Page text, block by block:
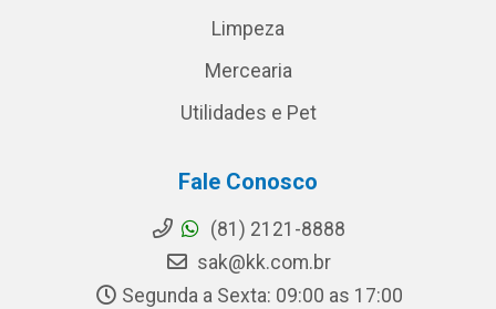
Limpeza
Mercearia
Utilidades e Pet
Fale Conosco
(81) 2121-8888
sak@kk.com.br
Segunda a Sexta: 09:00 as 17:00